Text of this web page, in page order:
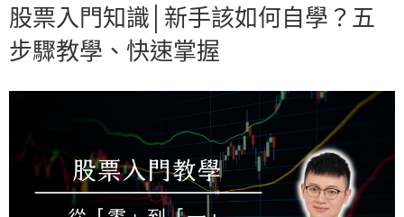
股票入門知識│新手該如何自學？五
步驟教學、快速掌握